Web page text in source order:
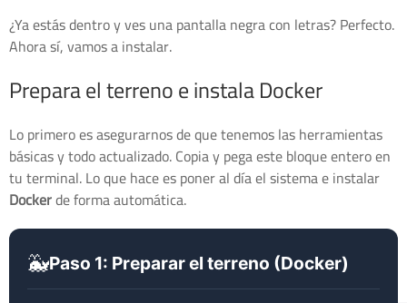
¿Ya estás dentro y ves una pantalla negra con letras? Perfecto.
Ahora sí, vamos a instalar.
Prepara el terreno e instala Docker
Lo primero es asegurarnos de que tenemos las herramientas
básicas y todo actualizado. Copia y pega este bloque entero en
tu terminal. Lo que hace es poner al día el sistema e instalar
Dockerde forma automática.
🐳Paso 1: Preparar el terreno (Docker)